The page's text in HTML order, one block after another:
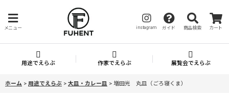
メニュー instagram ガイド 商品検索 カート
用途でえらぶ 作家でえらぶ 展覧会でえらぶ
ホーム > 用途でえらぶ > 大皿・カレー皿 > 増田光 丸皿（ごろ寝くま）